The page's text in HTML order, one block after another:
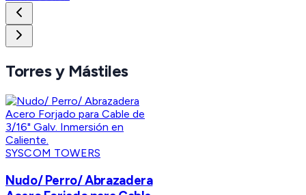
Torres y Mástiles
SYSCOM TOWERS
Nudo/ Perro/ Abrazadera